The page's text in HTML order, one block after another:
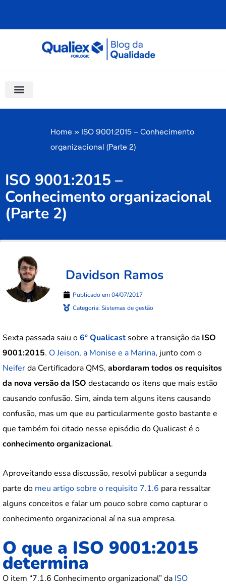
Home » ISO 9001:2015 – Conhecimento
organizacional (Parte 2)
ISO 9001:2015 –
Conhecimento organizacional
(Parte 2)
Davidson Ramos
Publicado em04/07/2017
Categoria: Sistemas de gestão
Sexta passada saiu o6º Qualicastsobre a transição da ISO
9001:2015. O Jeison, a Monise e a Marina, junto com o
Neiferda Certificadora QMS, abordaram todos os requisitos
da nova versão da ISO destacando os itens que mais estão
causando confusão. Sim, ainda tem alguns itens causando
confusão, mas um que eu particularmente gosto bastante e
que também foi citado nesse episódio do Qualicast é o
conhecimento organizacional.
Aproveitando essa discussão, resolvi publicar a segunda
parte do meu artigo sobre o requisito 7.1.6 para ressaltar
alguns conceitos e falar um pouco sobre como capturar o
conhecimento organizacional aí na sua empresa.
O que a ISO 9001:2015
determina
O item “7.1.6 Conhecimento organizacional” da ISO